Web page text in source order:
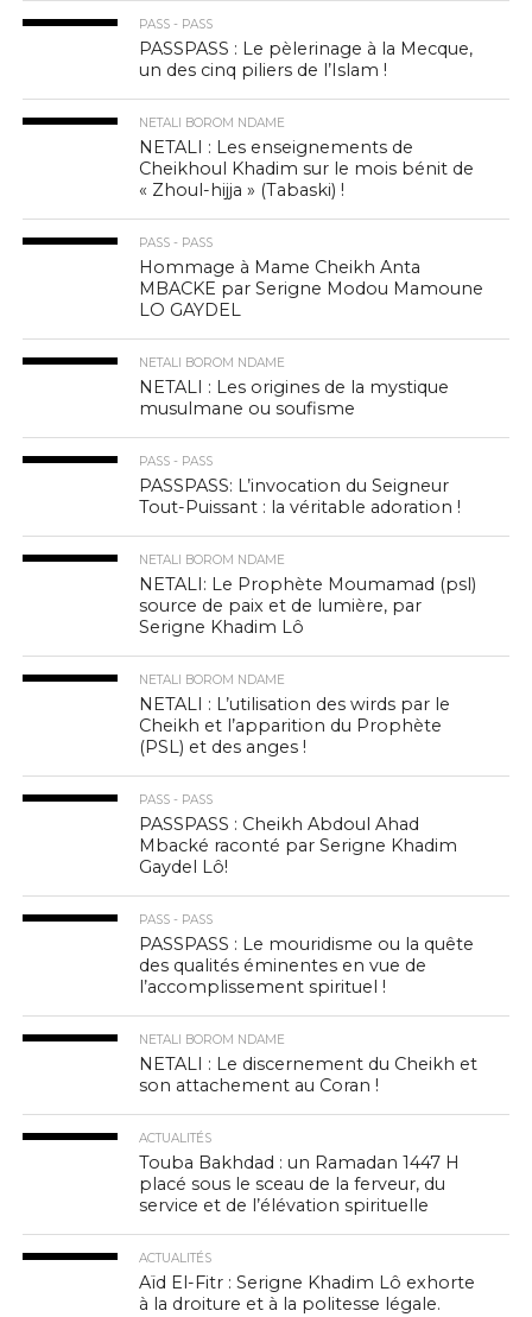
PASS - PASS
PASSPASS : Le pèlerinage à la Mecque,
un des cinq piliers de l’Islam !
NETALI BOROM NDAME
NETALI : Les enseignements de
Cheikhoul Khadim sur le mois bénit de
« Zhoul-hijja » (Tabaski) !
PASS - PASS
Hommage à Mame Cheikh Anta
MBACKE par Serigne Modou Mamoune
LO GAYDEL
NETALI BOROM NDAME
NETALI : Les origines de la mystique
musulmane ou soufisme
PASS - PASS
PASSPASS: L’invocation du Seigneur
Tout-Puissant : la véritable adoration !
NETALI BOROM NDAME
NETALI: Le Prophète Moumamad (psl)
source de paix et de lumière, par
Serigne Khadim Lô
NETALI BOROM NDAME
NETALI : L’utilisation des wirds par le
Cheikh et l’apparition du Prophète
(PSL) et des anges !
PASS - PASS
PASSPASS : Cheikh Abdoul Ahad
Mbacké raconté par Serigne Khadim
Gaydel Lô!
PASS - PASS
PASSPASS : Le mouridisme ou la quête
des qualités éminentes en vue de
l’accomplissement spirituel !
NETALI BOROM NDAME
NETALI : Le discernement du Cheikh et
son attachement au Coran !
ACTUALITÉS
Touba Bakhdad : un Ramadan 1447 H
placé sous le sceau de la ferveur, du
service et de l’élévation spirituelle
ACTUALITÉS
Aïd El-Fitr : Serigne Khadim Lô exhorte
à la droiture et à la politesse légale.